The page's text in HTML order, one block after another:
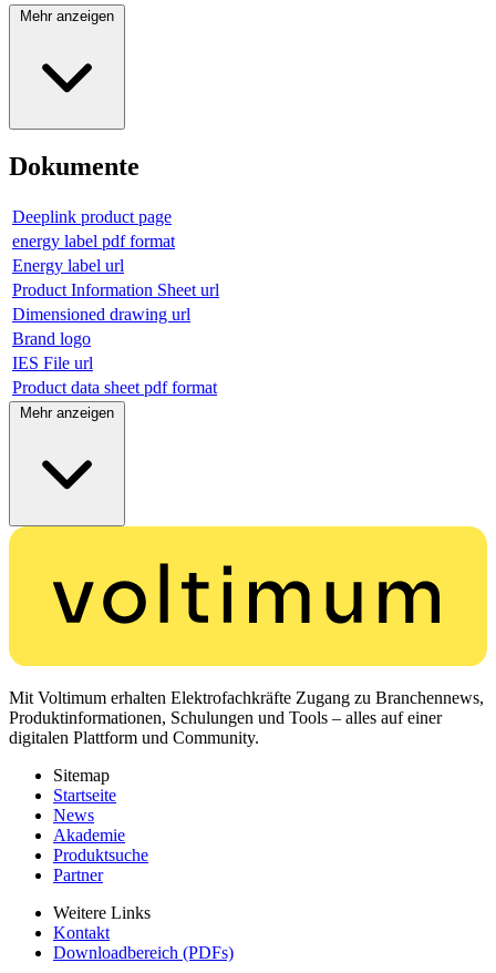
Mehr anzeigen
Dokumente
Deeplink product page
energy label pdf format
Energy label url
Product Information Sheet url
Dimensioned drawing url
Brand logo
IES File url
Product data sheet pdf format
Mehr anzeigen
Mit Voltimum erhalten Elektrofachkräfte Zugang zu Branchennews,
Produktinformationen, Schulungen und Tools – alles auf einer
digitalen Plattform und Community.
Sitemap
Startseite
News
Akademie
Produktsuche
Partner
Weitere Links
Kontakt
Downloadbereich (PDFs)